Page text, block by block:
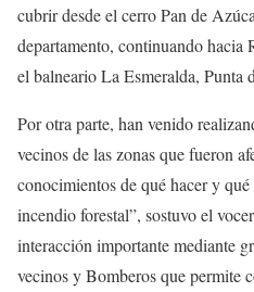
cubrir desde el cerro Pan de
departamento, continuando hacia
el balneario La Esmeralda, Punta
Por otra parte, han venido
vecinos de las zonas que fueron
conocimientos de qué hacer y
incendio forestal”, sostuvo el
interacción importante mediante
vecinos y Bomberos que permite